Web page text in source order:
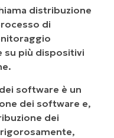
di
o più endpoint?
di
di
distribuzione
di
su più dispositivi
software è un
dei software e,
dei